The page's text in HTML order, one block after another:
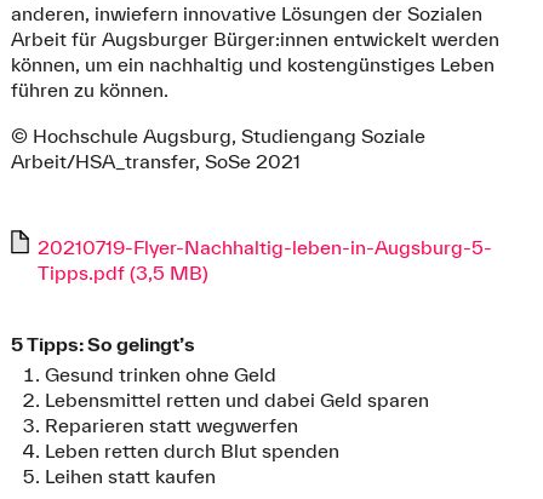
anderen, inwiefern innovative Lösungen der Sozialen
Arbeit für Augsburger Bürger:innen entwickelt werden
können, um ein nachhaltig und kostengünstiges Leben
führen zu können.
© Hochschule Augsburg, Studiengang Soziale
Arbeit/HSA_transfer, SoSe 2021
20210719-Flyer-Nachhaltig-leben-in-Augsburg-5-
Tipps.pdf (3,5 MB)
5 Tipps: So gelingt’s
Gesund trinken ohne Geld
Lebensmittel retten und dabei Geld sparen
Reparieren statt wegwerfen
Leben retten durch Blut spenden
Leihen statt kaufen